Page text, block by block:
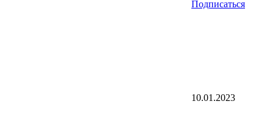
Подписаться
10.01.2023